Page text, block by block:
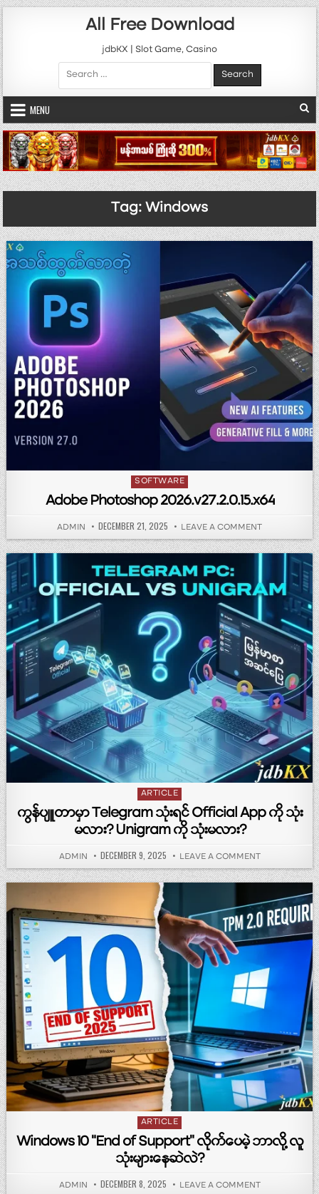
Skip to content
All Free Download
jdbKX | Slot Game, Casino
Search for:
MENU
Tag:Windows
Posted in
SOFTWARE
Adobe Photoshop 2026.v27.2.0.15.x64
AUTHOR:
ADMIN PUBLISHED DATE:
DECEMBER 21, 2025 LEAVE A COMMENTON ADOBE
Posted in
ARTICLE
ကွန်ပျူတာမှာ Telegram သုံးရင် Official App ကို သုံး
မလား? Unigram ကို သုံးမလား?
AUTHOR:
ADMIN PUBLISHED DATE:
DECEMBER 9, 2025 LEAVE A COMMENTON ကွန်ပျူတာမှာ
Posted in
ARTICLE
Windows 10 “End of Support” လိုက်ပေမဲ့ ဘာလို့ လူ
သုံးများနေဆဲလဲ?
AUTHOR:
ADMIN PUBLISHED DATE:
DECEMBER 8, 2025 LEAVE A COMMENTON